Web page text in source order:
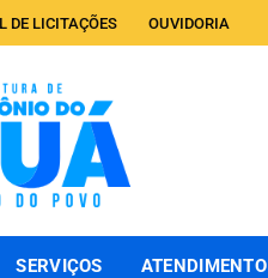
DE LICITAÇÕES OUVIDORIA
SERVIÇOS ATENDIMENTO